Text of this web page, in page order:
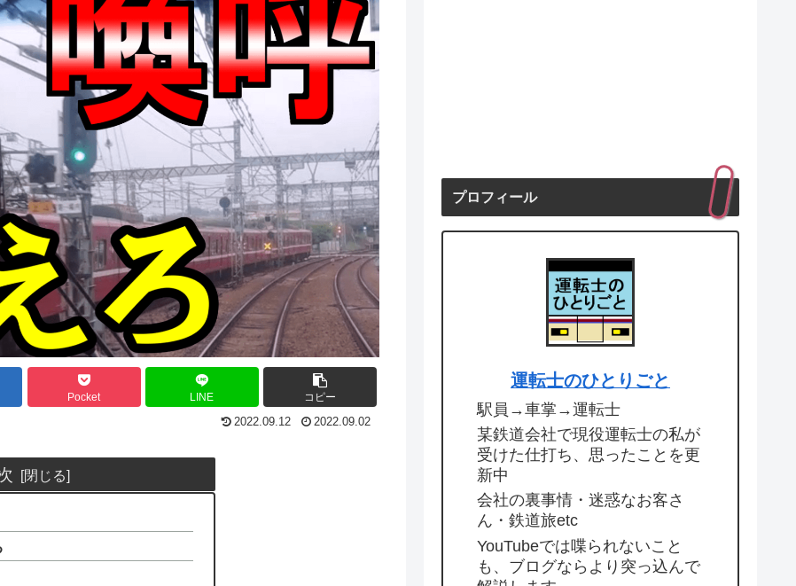
Pocket LINE コピー
2022.09.12 2022.09.02
プロフィール
運転士のひとりごと
駅員→車掌→運転士
某鉄道会社で現役運転士の私が
受けた仕打ち、思ったことを更
新中
会社の裏事情・迷惑なお客さ
ん・鉄道旅etc
YouTubeでは喋られないこと
も、ブログならより突っ込んで